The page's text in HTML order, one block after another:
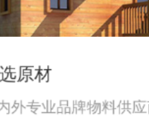
提供更好
原材
外专业品牌物料供
选用健康且具有亲
合景观应用的实际
提供更好
内外专业品牌物料